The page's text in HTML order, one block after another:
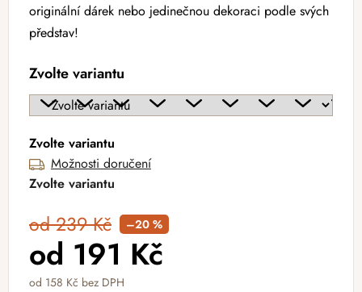
originální dárek nebo jedinečnou dekoraci podle svých
představ!
Zvolte variantu
Zvolte variantu
Možnosti doručení
Zvolte variantu
od 239 Kč –20 %
od 191 Kč
od 158 Kč bez DPH